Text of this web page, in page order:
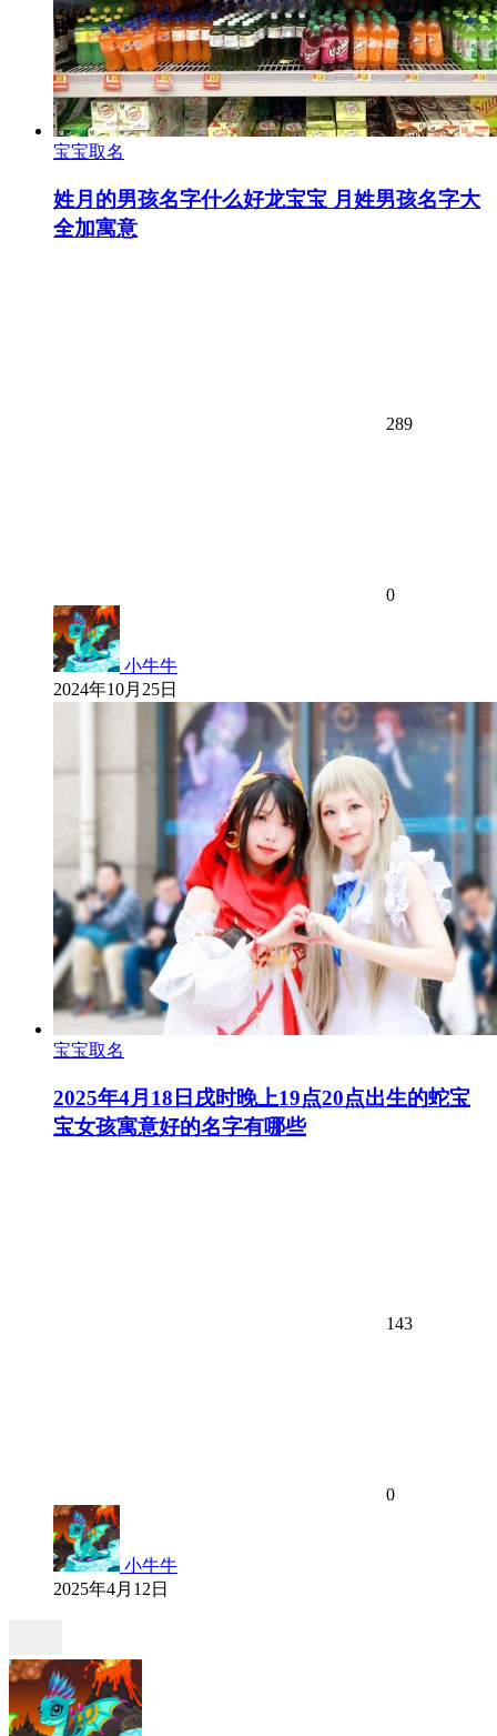
宝宝取名
姓月的男孩名字什么好龙宝宝 月姓男孩名字大
全加寓意
289
0
小牛牛
2024年10月25日
宝宝取名
2025年4月18日戌时晚上19点20点出生的蛇宝
宝女孩寓意好的名字有哪些
143
0
小牛牛
2025年4月12日